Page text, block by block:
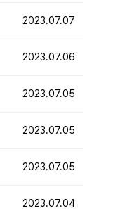
2023.07.07
2023.07.06
2023.07.05
2023.07.05
2023.07.05
2023.07.04